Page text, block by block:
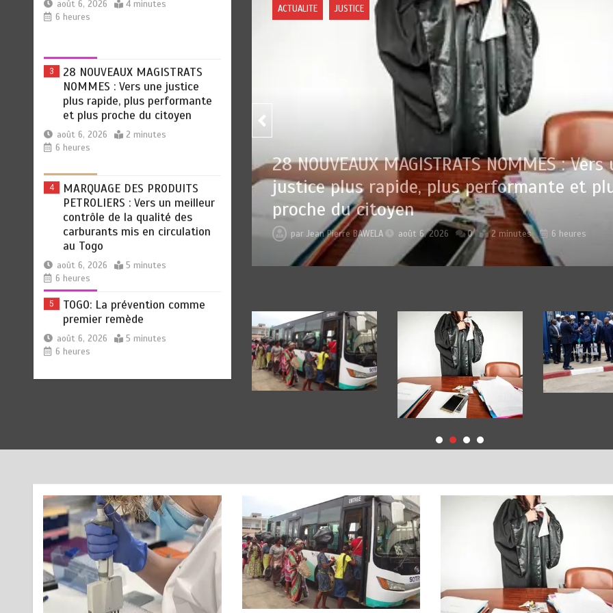
3
28 NOUVEAUX MAGISTRATS
NOMMES : Vers une justice
août 6, 2026
2 minutes
6 heures
MARQUAGE DES PRODUITS
PETROLIERS : Vers un meilleur
contrôle de la qualité des
au Togo
août 6, 2026
5 minutes
6 heures
TOGO: La prévention comme
premier remède
août 6, 2026
6
« 45 MIN AVEC L’OTR » : La
Togo ouvre la voie pour
l’enracinement du génie
génétique et de la
biotechnologie
août 6, 2026
3 minutes
5 heures
2
TOGO : Bon vent dans les
secteurs des transports et du
les secteurs des
4 minutes 6 heures
ACTUALITE JUSTICE
28 NOUVEAUX MAGISTRATS NOMMES : Vers
justice plus rapide, plus performante et
proche du citoyen
Jean Pierre BAWELA août 6, 2026 0 2 minutes